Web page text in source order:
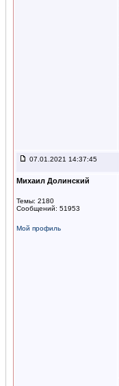
07.01.2021 14:37:45
Михаил Долинский
Темы: 2180
Сообщений: 51953
Мой профиль